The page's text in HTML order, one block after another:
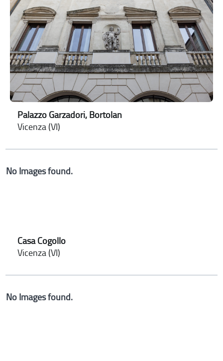
Palazzo Garzadori, Bortolan
Vicenza (VI)
No Images found.
Casa Cogollo
Vicenza (VI)
No Images found.